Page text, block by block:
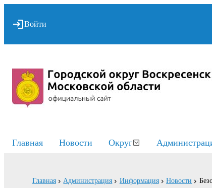
Войти
Главная Новости Округ
Главная Администрация Информация Новости